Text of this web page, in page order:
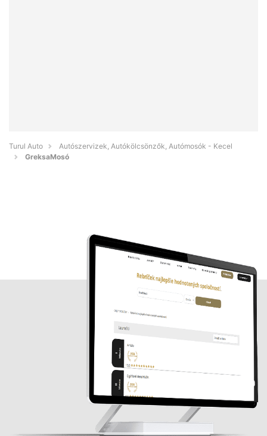
Turul Auto
Autószervizek, Autókölcsönzők, Autómosók - Kecel
GreksaMosó